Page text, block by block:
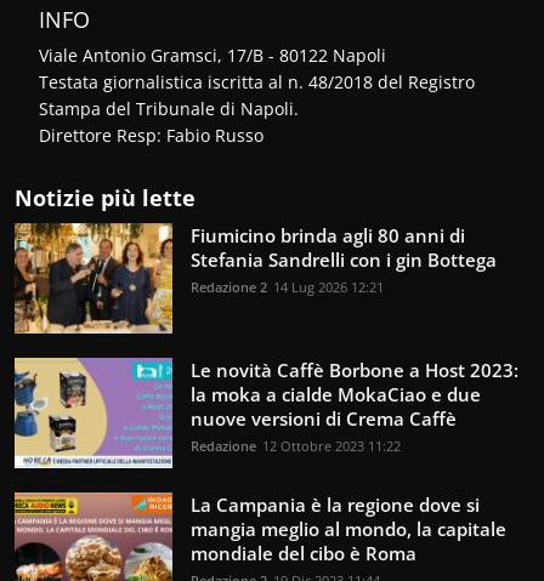
INFO
Viale Antonio Gramsci, 17/B - 80122 Napoli
Testata giornalistica iscritta al n. 48/2018 del Registro
Stampa del Tribunale di Napoli.
Direttore Resp: Fabio Russo
Notizie più lette
Fiumicino brinda agli 80 anni di
Stefania Sandrelli con i gin Bottega
Redazione 2 14 Lug 2026 12:21
Le novità Caffè Borbone a Host 2023:
la moka a cialde MokaCiao e due
nuove versioni di Crema Caffè
Redazione 12 Ottobre 2023 11:22
La Campania è la regione dove si
mangia meglio al mondo, la capitale
mondiale del cibo è Roma